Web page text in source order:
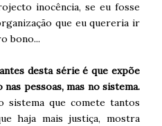
inocência, se eu fosse
que eu quereria ir
bono...
desta série é que expõe
pessoas, mas no sistema.
sistema que comete tantos
haja mais justiça, mostra